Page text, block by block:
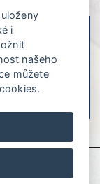
i
našeho
můžete